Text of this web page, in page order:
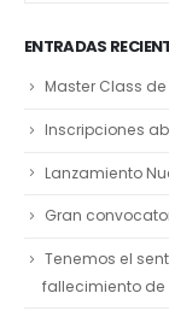
ENTRADAS
Master Class
Inscripciones
Lanzamiento
Gran
Tenemos el
fallecimiento de